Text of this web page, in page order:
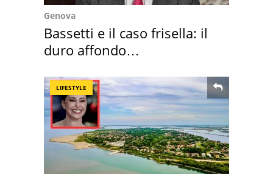
Genova
Bassetti e il caso frisella: il
duro affondo
LIFESTYLE